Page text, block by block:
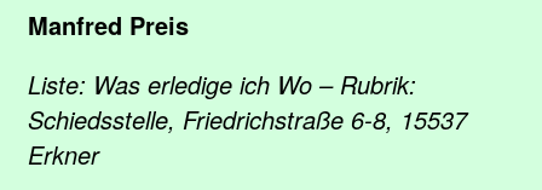
Manfred Preis
Liste: Was erledige ich Wo – Rubrik:
Schiedsstelle, Friedrichstraße 6-8, 15537
Erkner